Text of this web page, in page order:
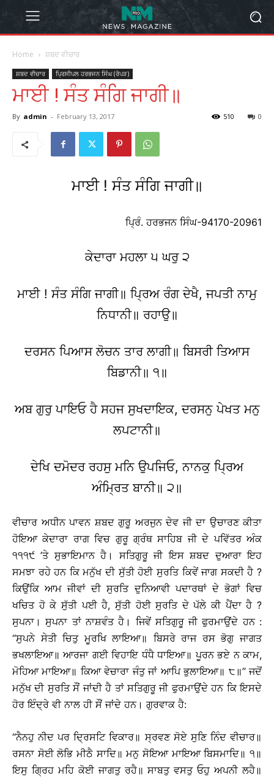
Home ਸ਼ਬਦ ਵੀਚਾਰ
ਸ਼ਬਦ ਵੀਚਾਰ ਪ੍ਰਿਸੀਪਲ ਹਰਭਜਨ ਸਿੰਘ (ਰੋਪੜ)
ਮਾਈ ! ਸੰਤ ਸੰਗਿ ਜਾਗੀ॥
By admin - February 13, 2017 0
510
ਮਾਈ ! ਸੰਤ ਸੰਗਿ ਜਾਗੀ॥
ਪ੍ਰਿੰ. ਹਰਭਜਨ ਸਿੰਘ-94170-20961
ਕੇਦਾਰਾ ਮਹਲਾ ੫ ਘਰੁ ੨
ਮਾਈ ! ਸੰਤ ਸੰਗਿ ਜਾਗੀ॥ ਪ੍ਰਿਅ ਰੰਗ ਦੇਖੈ, ਜਪਤੀ ਨਾਮੁ
ਨਿਧਾਨੀ॥ ਰਹਾਉ॥
ਦਰਸਨ ਪਿਆਸ ਲੋਚਨ ਤਾਰ ਲਾਗੀ॥ ਬਿਸਰੀ ਤਿਆਸ
ਬਿਡਾਨੀ॥ ੧॥
ਅਬ ਗੁਰੁ ਪਾਇਓ ਹੈ ਸਹਜ ਸੁਖਦਾਇਕ, ਦਰਸਨੁ ਪੇਖਤ ਮਨੁ
ਲਪਟਾਨੀ॥
ਦੇਖਿ ਦਮੋਦਰ ਰਹਸੁ ਮਨਿ ਉਪਜਿਓ, ਨਾਨਕੁ ਪ੍ਰਿਅ
ਅੰਮ੍ਰਿਤ ਬਾਨੀ॥ ੨॥
ਵੀਚਾਰ ਅਧੀਨ ਪਾਵਨ ਸ਼ਬਦ ਗੁਰੂ ਅਰਜੁਨ ਦੇਵ ਜੀ ਦਾ ਉਚਾਰਣ ਕੀਤਾ
ਹੋਇਆ ਕੇਦਾਰਾ ਰਾਗ ਵਿਚ ਗੁਰੂ ਗ੍ਰੰਥ ਸਾਹਿਬ ਜੀ ਦੇ ਪਵਿੱਤਰ ਅੰਕ
੧੧੧੯ ’ਤੇ ਸੁਭਾਇਮਾਨ ਹੈ। ਸਤਿਗੁਰੂ ਜੀ ਇਸ ਸ਼ਬਦ ਦੁਆਰਾ ਇਹ
ਸਮਝਾ ਰਹੇ ਹਨ ਕਿ ਮਨੁੱਖ ਦੀ ਸੁੱਤੀ ਹੋਈ ਸੁਰਤਿ ਕਿਵੇਂ ਜਾਗ ਸਕਦੀ ਹੈ ?
ਕਿਉਂਕਿ ਆਮ ਜੀਵਾਂ ਦੀ ਸੁਰਤਿ ਦੁਨਿਆਵੀ ਪਦਾਰਥਾਂ ਦੇ ਭੋਗਾਂ ਵਿਚ
ਖਚਿਤ ਹੋ ਕੇ ਸੁੱਤੀ ਪਈ ਹੈ, ਸੁੱਤੀ ਹੋਈ ਸੁਰਤਿ ਦੇ ਪੱਲੇ ਕੀ ਪੈਂਦਾ ਹੈ ?
ਸੁਪਨਾ। ਸੁਪਨਾ ਤਾਂ ਨਾਸ਼ਵੰਤ ਹੈ। ਜਿਵੇਂ ਸਤਿਗੁਰੂ ਜੀ ਫੁਰਮਾਉਂਦੇ ਹਨ :
‘‘ਸੁਪਨੇ ਸੇਤੀ ਚਿਤੁ ਮੂਰਖਿ ਲਾਇਆ॥ ਬਿਸਰੇ ਰਾਜ ਰਸ ਭੋਗੁ ਜਾਗਤ
ਭਖਲਾਇਆ॥ ਆਰਜਾ ਗਈ ਵਿਹਾਇ ਧੰਧੈ ਧਾਇਆ॥ ਪੂਰਨ ਭਏ ਨ ਕਾਮ,
ਮੋਹਿਆ ਮਾਇਆ॥ ਕਿਆ ਵੇਚਾਰਾ ਜੰਤੁ ਜਾਂ ਆਪਿ ਭੁਲਾਇਆ॥ ੮॥’’ ਜਦੋਂ
ਮਨੁੱਖ ਦੀ ਸੁਰਤਿ ਸੌਂ ਜਾਂਦੀ ਹੈ ਤਾਂ ਸਤਿਗੁਰੂ ਜੀ ਫੁਰਮਾਉਂਦੇ ਹਨ ਕਿ ਇਸਦੇ
ਹੋਰ ਇੰਦ੍ਰੇ ਵੀ ਨਾਲ ਹੀ ਸੌਂ ਜਾਂਦੇ ਹਨ। ਗੁਰਵਾਕ ਹੈ:
‘‘ਨੈਨਹੁ ਨੀਦ ਪਰ ਦ੍ਰਿਸਟਿ ਵਿਕਾਰ॥ ਸ੍ਰਵਣ ਸੋਏ ਸੁਣਿ ਨਿੰਦ ਵੀਚਾਰ॥
ਰਸਨਾ ਸੋਈ ਲੋਭਿ ਮੀਠੈ ਸਾਦਿ॥ ਮਨੁ ਸੋਇਆ ਮਾਇਆ ਬਿਸਮਾਦਿ॥ ੧॥
ਇਸੁ ਗ੍ਰਿਹ ਮਹਿ ਕੋਈ ਜਾਗਤੁ ਰਹੈ॥ ਸਾਬਤੁ ਵਸਤੁ ਓਹੁ ਅਪਨੀ ਲਹੈ॥